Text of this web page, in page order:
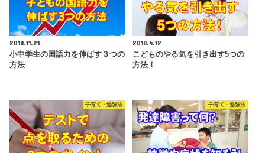
2018.11.21
小中学生の国語力を伸ばす３つの
方法
2018.4.12
こどものやる気を引き出す5つの
方法！
子育て・勉強法 子育て・勉強法